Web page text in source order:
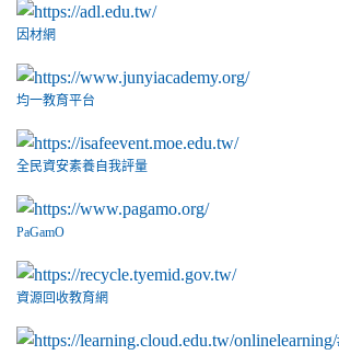
因材網
均一教育平台
全民資安素養自我評量
PaGamO
資源回收教育網